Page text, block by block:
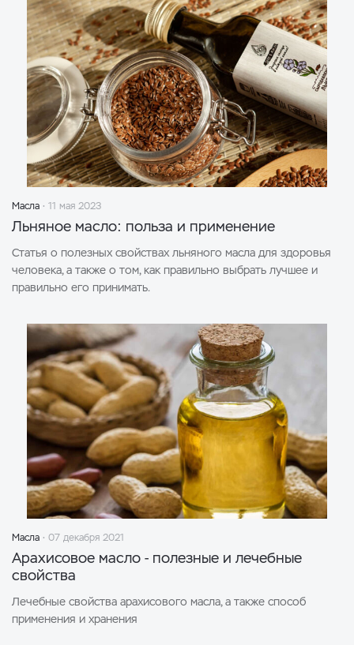
Масла 11 мая 2023
Льняное масло: польза и применение
Статья о полезных свойствах льняного масла для здоровья
человека, а также о том, как правильно выбрать лучшее и
правильно его принимать.
Масла 07 декабря 2021
Арахисовое масло - полезные и лечебные
свойства
Лечебные свойства арахисового масла, а также способ
применения и хранения